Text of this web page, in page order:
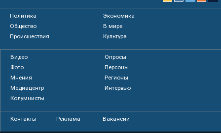
Политика
Экономика
Общество
В мире
Происшествия
Культура
Видео
Опросы
Фото
Персоны
Мнения
Регионы
Медиацентр
Интервью
Колумнисты
Контакты Реклама Вакансии